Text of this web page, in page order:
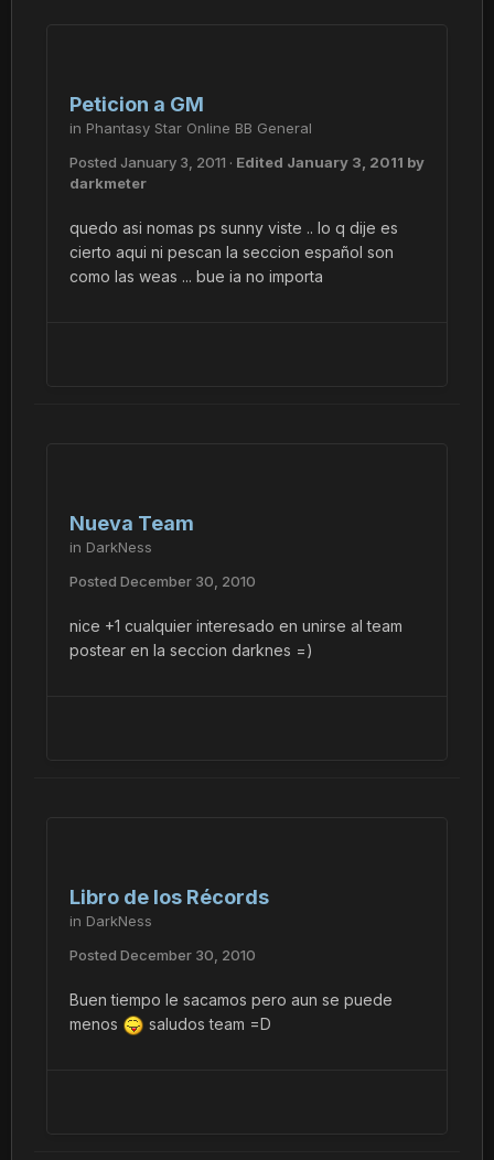
Peticion a GM
in Phantasy Star Online BB General
Posted January 3, 2011 · Edited January 3, 2011 by
darkmeter
quedo asi nomas ps sunny viste .. lo q dije es
cierto aqui ni pescan la seccion español son
como las weas ... bue ia no importa
Nueva Team
in DarkNess
Posted December 30, 2010
nice +1 cualquier interesado en unirse al team
postear en la seccion darknes =)
Libro de los Récords
in DarkNess
Posted December 30, 2010
Buen tiempo le sacamos pero aun se puede
menos
saludos team =D